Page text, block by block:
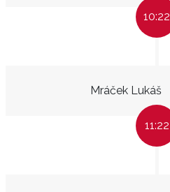
10:22
Mráček Lukáš
11:22